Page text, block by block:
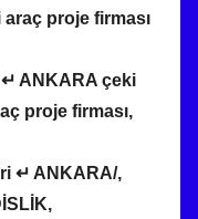
proje firması
ANKARA çeki
proje firması,
↵ ANKARA/,